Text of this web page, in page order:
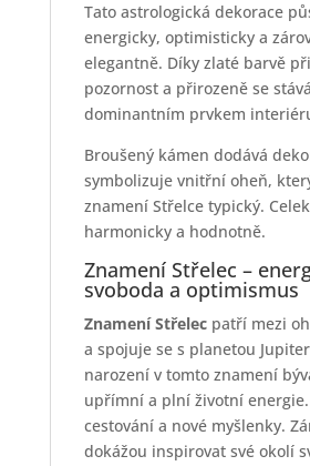
Tato astrologická dekorace
energicky, optimisticky a
elegantně. Díky zlaté barvě
pozornost a přirozeně se stává
dominantním prvkem
Broušený kámen dodává
symbolizuje vnitřní oheň,
znamení Střelce typický.
harmonicky a hodnotně.
Znamení Střelec –
svoboda a optimismus
Znamení Střelecpatří mezi
a spojuje se s planetou
narození v tomto znamení
upřímní a plní životní
cestování a nové myšlenky.
dokážou inspirovat své okolí